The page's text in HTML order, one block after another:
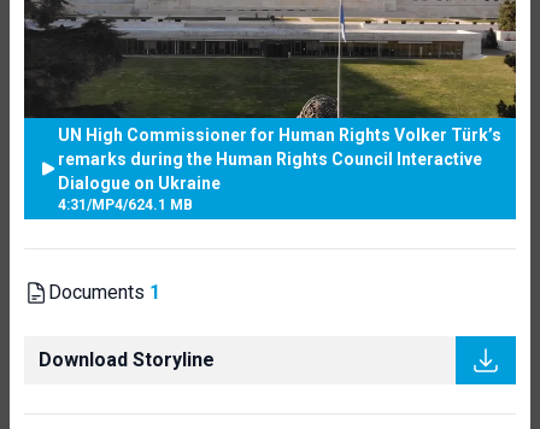
UN High Commissioner for Human Rights Volker Türk’s
remarks during the Human Rights Council Interactive
Dialogue on Ukraine
4:31 /MP4/624.1 MB
Documents 1
Download Storyline